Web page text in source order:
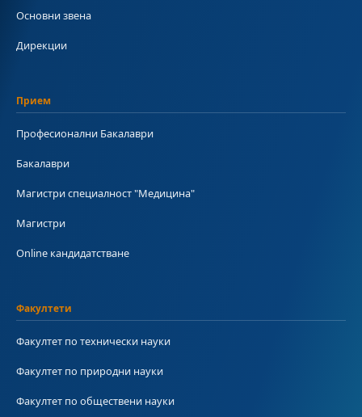
Основни звена
Дирекции
Прием
Професионални Бакалаври
Бакалаври
Магистри специалност "Медицина"
Магистри
Online кандидатстване
Факултети
Факултет по технически науки
Факултет по природни науки
Факултет по обществени науки